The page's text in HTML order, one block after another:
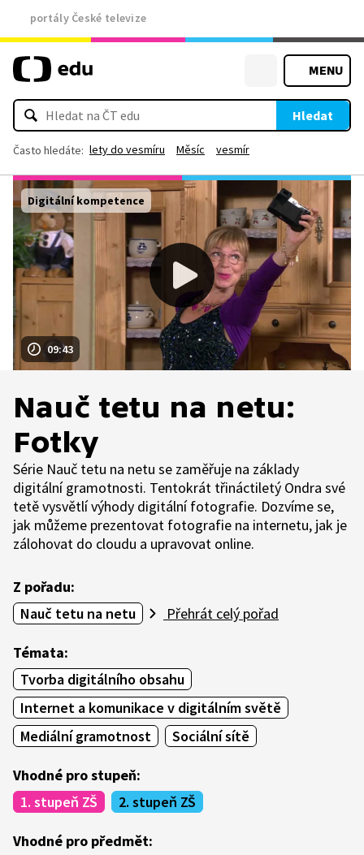
portály České televize
MENU
Hledat
Často hledáte: lety do vesmíru Měsíc vesmír
09:43
Digitální kompetence
Nauč tetu na netu:
Fotky
Série Nauč tetu na netu se zaměřuje na základy
digitální gramotnosti. Tentokrát třináctiletý Ondra své
tetě vysvětlí výhody digitální fotografie. Dozvíme se,
jak můžeme prezentovat fotografie na internetu, jak je
zálohovat do cloudu a upravovat online.
Z pořadu:
Nauč tetu na netu
Přehrát celý pořad
Témata:
Tvorba digitálního obsahu
Internet a komunikace v digitálním světě
Mediální gramotnost
Sociální sítě
Vhodné pro stupeň:
1. stupeň ZŠ
2. stupeň ZŠ
Vhodné pro předmět: